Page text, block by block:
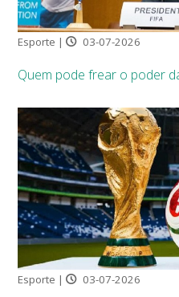
Esporte | 03-07-2026
Quem pode frear o poder
Esporte | 03-07-2026